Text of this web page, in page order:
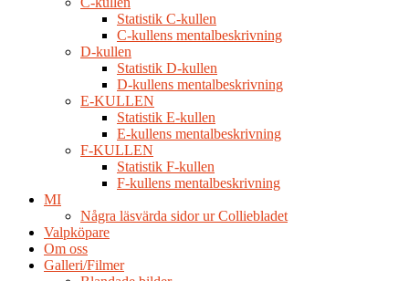
Statistik C-kullen
C-kullens mentalbeskrivning
D-kullen
Statistik D-kullen
D-kullens mentalbeskrivning
E-KULLEN
Statistik E-kullen
E-kullens mentalbeskrivning
F-KULLEN
Statistik F-kullen
F-kullens mentalbeskrivning
MI
Några läsvärda sidor ur Colliebladet
Valpköpare
Om oss
Galleri/Filmer